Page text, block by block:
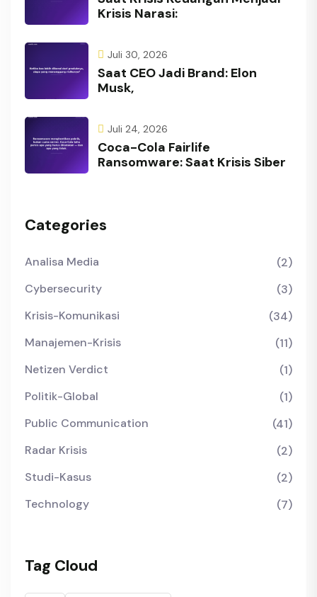
Krisis Narasi:
Juli 30, 2026
Saat CEO Jadi Brand: Elon
Musk,
Juli 24, 2026
Coca-Cola Fairlife
Ransomware: Saat Krisis Siber
Categories
Analisa Media
(2)
Cybersecurity
(3)
Krisis-Komunikasi
(34)
Manajemen-Krisis
(11)
Netizen Verdict
(1)
Politik-Global
(1)
Public Communication
(41)
Radar Krisis
(2)
Studi-Kasus
(2)
Technology
(7)
Tag Cloud